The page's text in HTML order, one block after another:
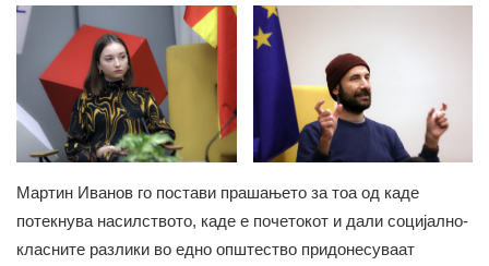
Мартин Иванов го постави прашањето за тоа од каде
потекнува насилството, каде е почетокот и дали социјално-
класните разлики во едно општество придонесуваат